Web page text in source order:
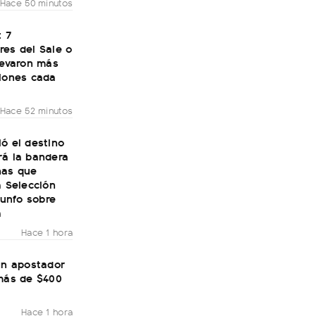
7
del Sale o
más
cada
Hace 52 minutos
el destino
la bandera
que
sobre
Hace 1 hora
apostador
de $400
Hace 1 hora